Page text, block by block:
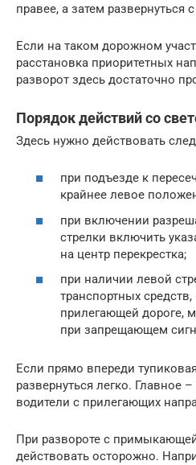
правее, а затем развернуться
Если на таком дорожном
расстановка приоритетных
разворот здесь достаточно
Порядок действий со
Здесь нужно действовать
при подъезде к
крайнее левое
при включении
стрелки включить
на центр перекрестка;
при наличии левой
транспортных
прилегающей дороге,
при запрещающем
Если прямо впереди
развернуться легко. Главное
водители с прилегающих
При развороте с
действовать осторожно.